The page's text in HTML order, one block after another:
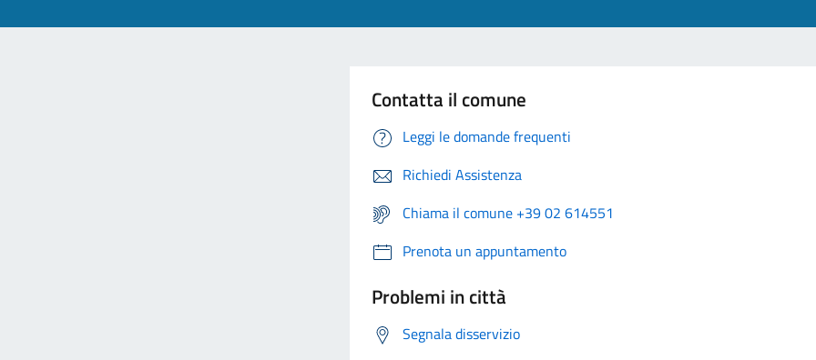
Contatta il comune
Leggi le domande frequenti
Richiedi Assistenza
Chiama il comune +39 02 614551
Prenota un appuntamento
Problemi in città
Segnala disservizio